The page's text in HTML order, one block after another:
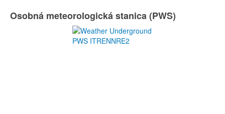
Osobná meteorologická stanica (PWS)